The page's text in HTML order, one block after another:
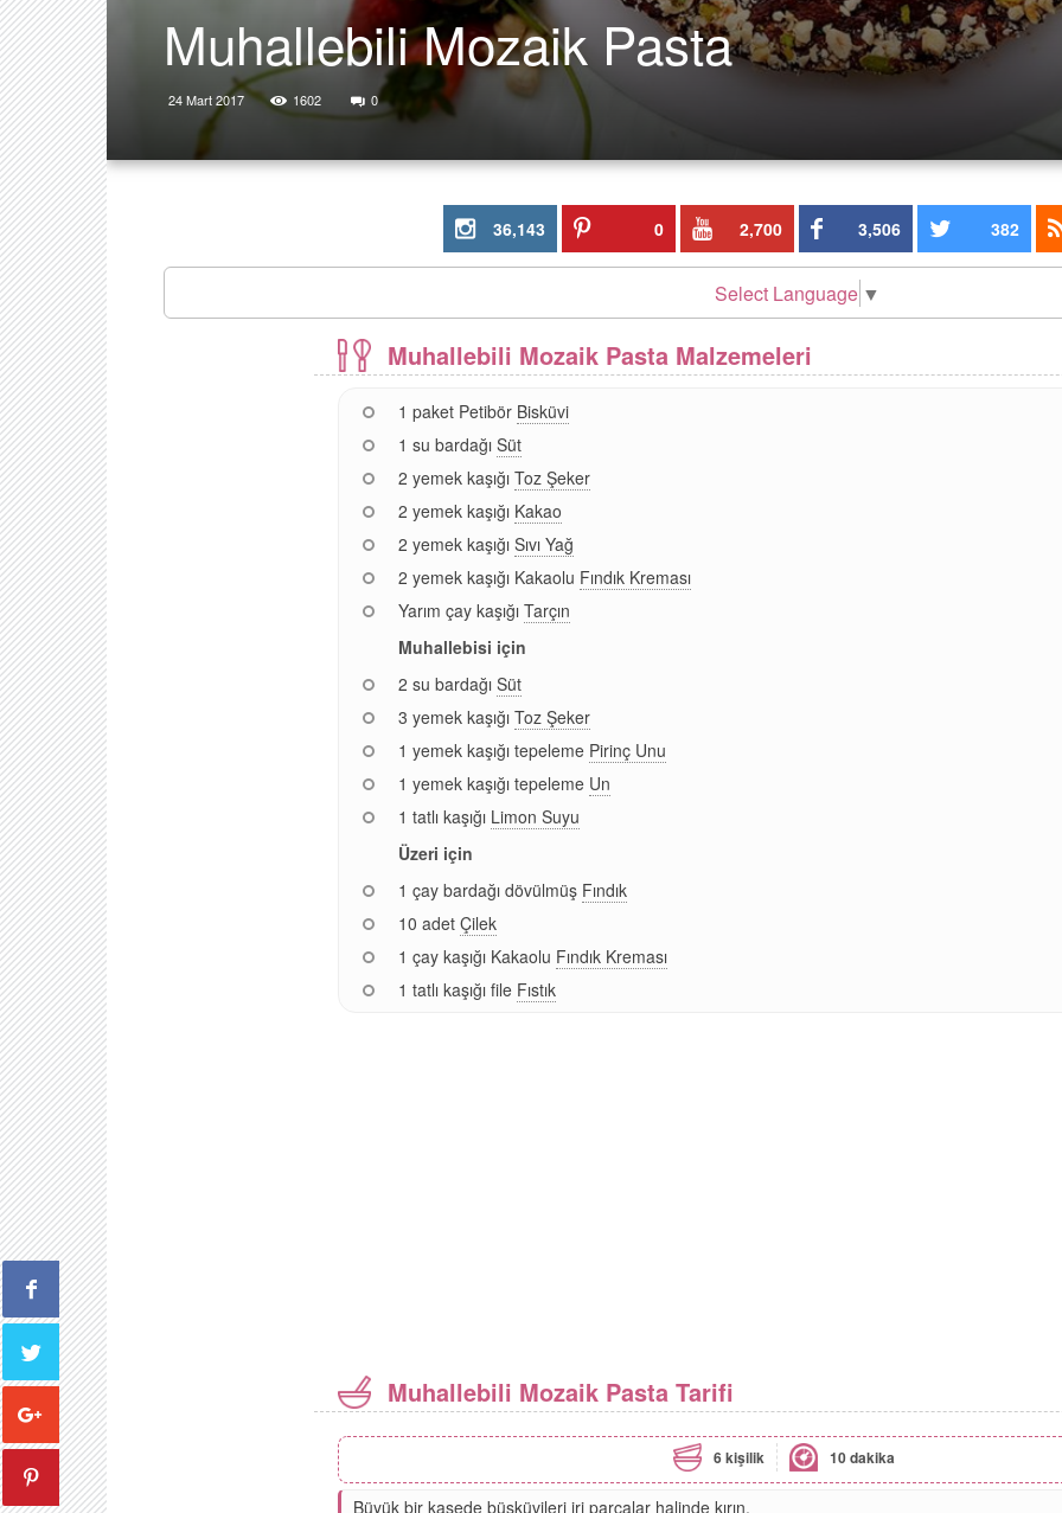
Muhallebili Mozaik Pasta
24 Mart 2017 1602 0
36,143 0 2,700 3,506 382
Select Language ▼
Muhallebili Mozaik Pasta Malzemeleri
1 paket Petibör Bisküvi
1 su bardağı Süt
2 yemek kaşığı Toz Şeker
2 yemek kaşığı Kakao
2 yemek kaşığı Sıvı Yağ
2 yemek kaşığı Kakaolu Fındık Kreması
Yarım çay kaşığı Tarçın
Muhallebisi için
2 su bardağı Süt
3 yemek kaşığı Toz Şeker
1 yemek kaşığı tepeleme Pirinç Unu
1 yemek kaşığı tepeleme Un
1 tatlı kaşığı Limon Suyu
Üzeri için
1 çay bardağı dövülmüş Fındık
10 adet Çilek
1 çay kaşığı Kakaolu Fındık Kreması
1 tatlı kaşığı file Fıstık
Muhallebili Mozaik Pasta Tarifi
6 kişilik 10 dakika
Büyük bir kasede büsküvileri iri parçalar halinde kırın.